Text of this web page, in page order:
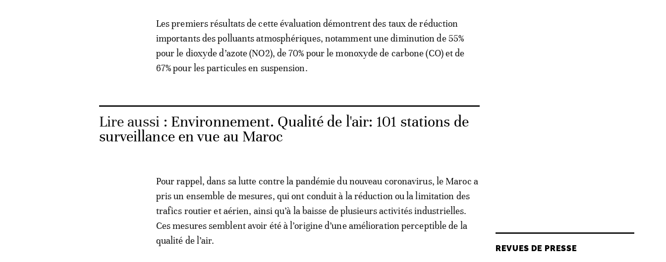
Les premiers résultats de cette évaluation démontrent des taux de réduction
importants des polluants atmosphériques, notamment une diminution de 55%
pour le dioxyde d’azote (NO2), de 70% pour le monoxyde de carbone (CO) et de
67% pour les particules en suspension.
Lire aussi : Environnement. Qualité de l'air: 101 stations de
surveillance en vue au Maroc
Pour rappel, dans sa lutte contre la pandémie du nouveau coronavirus, le Maroc a
pris un ensemble de mesures, qui ont conduit à la réduction ou la limitation des
trafics routier et aérien, ainsi qu’à la baisse de plusieurs activités industrielles.
Ces mesures semblent avoir été à l’origine d’une amélioration perceptible de la
qualité de l’air.
REVUES DE PRESSE